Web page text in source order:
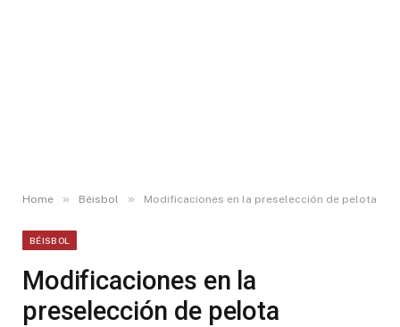
Home » Béisbol » Modificaciones en la preselección de pelota
BÉISBOL
Modificaciones en la
preselección de pelota